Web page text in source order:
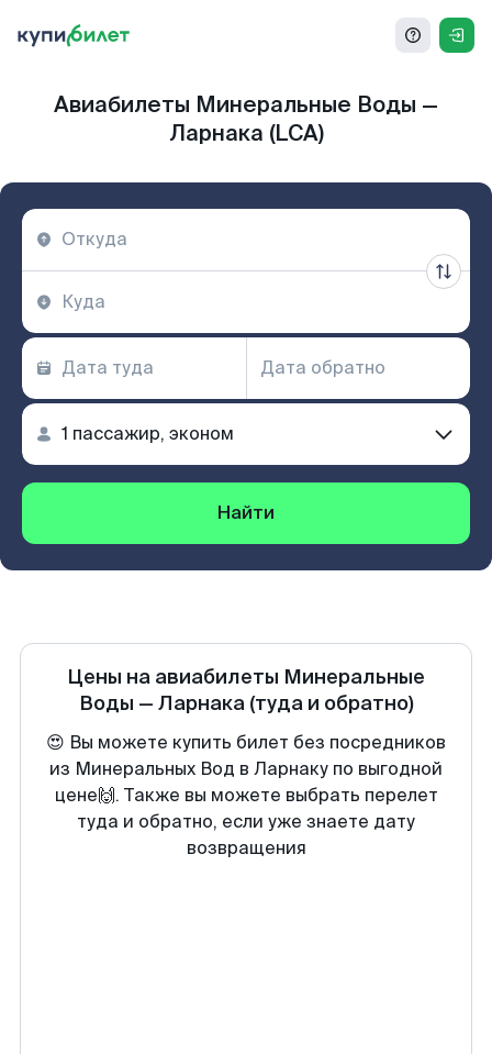
Авиабилеты Минеральные Воды —
Ларнака (LCA)
Найти
Цены на авиабилеты Минеральные
Воды — Ларнака (туда и обратно)
😍 Вы можете купить билет без посредников
из Минеральных Вод в Ларнаку по выгодной
цене🙌. Также вы можете выбрать перелет
туда и обратно, если уже знаете дату
возвращения